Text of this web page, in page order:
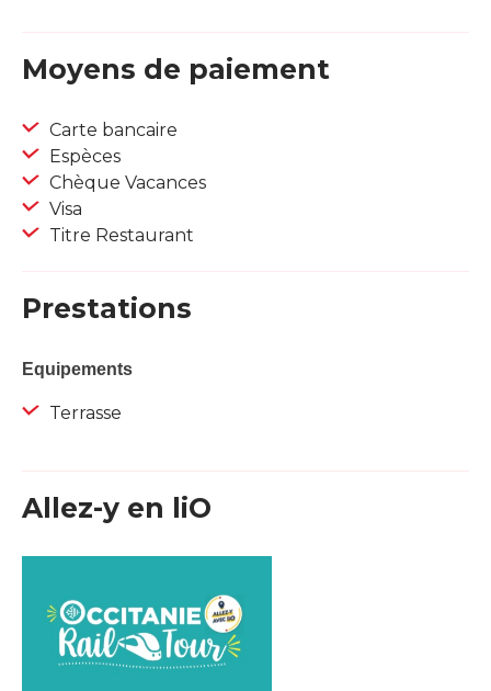
Moyens de paiement
Carte bancaire
Espèces
Chèque Vacances
Visa
Titre Restaurant
Prestations
Equipements
Terrasse
Allez-y en liO